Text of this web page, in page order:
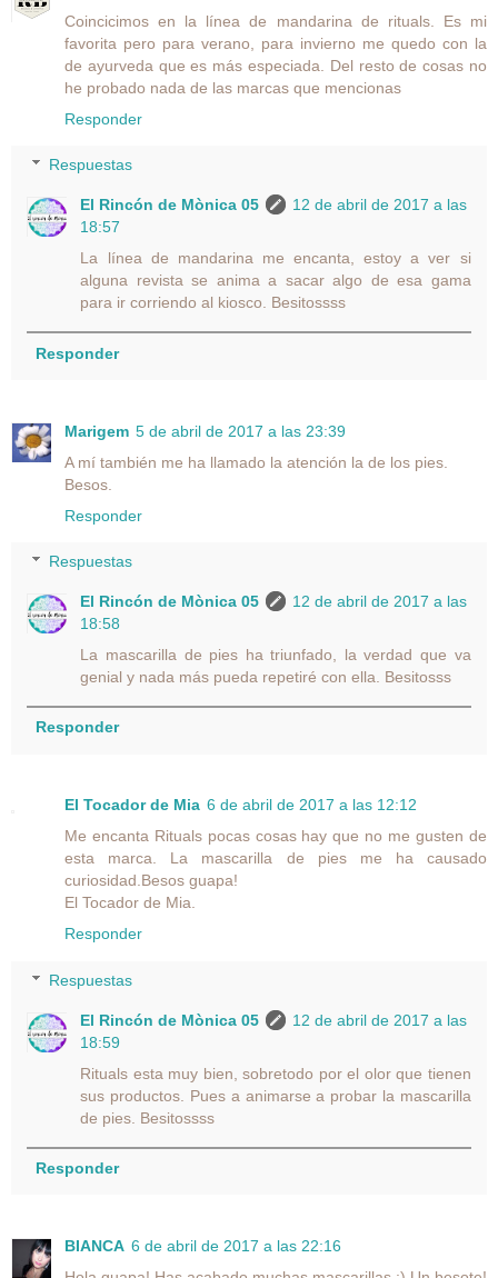
Coincicimos en la línea de mandarina de rituals. Es mi
favorita pero para verano, para invierno me quedo con la
de ayurveda que es más especiada. Del resto de cosas no
he probado nada de las marcas que mencionas
Responder
Respuestas
El Rincón de Mònica 05
12 de abril de 2017 a las
18:57
La línea de mandarina me encanta, estoy a ver si
alguna revista se anima a sacar algo de esa gama
para ir corriendo al kiosco. Besitossss
Responder
Marigem 5 de abril de 2017 a las 23:39
A mí también me ha llamado la atención la de los pies.
Besos.
Responder
Respuestas
El Rincón de Mònica 05
12 de abril de 2017 a las
18:58
La mascarilla de pies ha triunfado, la verdad que va
genial y nada más pueda repetiré con ella. Besitosss
Responder
El Tocador de Mia 6 de abril de 2017 a las 12:12
Me encanta Rituals pocas cosas hay que no me gusten de
esta marca. La mascarilla de pies me ha causado
curiosidad.Besos guapa!
El Tocador de Mia.
Responder
Respuestas
El Rincón de Mònica 05
12 de abril de 2017 a las
18:59
Rituals esta muy bien, sobretodo por el olor que tienen
sus productos. Pues a animarse a probar la mascarilla
de pies. Besitossss
Responder
BIANCA 6 de abril de 2017 a las 22:16